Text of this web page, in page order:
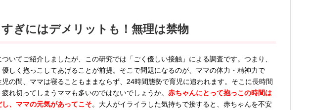
ぎにはデメリットも！無理は禁物
いてご紹介しましたが、この研究では「ごく優しい接触」による調査です。つまり、
しく抱っこしてあげることが前提。そこで問題になるのが、ママの体力・精神力で
の間、ママは寝ることもままならず、24時間態勢で育児に追われます。そこに長時間
れ切ってしまうママも多いのではないでしょうか。 赤ちゃんにとって抱っこの時間は
、ママの元気があってこそ。大人がイライラした気持ちで接すると、赤ちゃんを不安